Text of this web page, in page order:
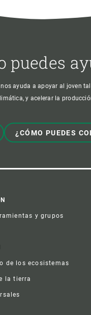
puedes
ayuda a apoyar al joven
y acelerar la
¿CÓMO PUEDES
y grupos
de los ecosistemas
la tierra